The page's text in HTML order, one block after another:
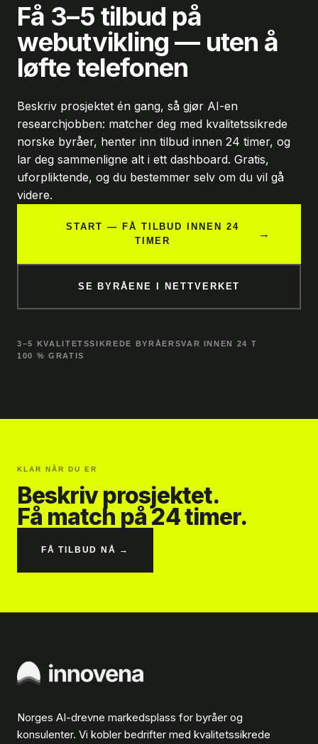
Få 3–5 tilbud på
webutvikling — uten å
løfte telefonen
Beskriv prosjektet én gang, så gjør AI-en
researchjobben: matcher deg med kvalitetssikrede
norske byråer, henter inn tilbud innen 24 timer, og
lar deg sammenligne alt i ett dashboard. Gratis,
uforpliktende, og du bestemmer selv om du vil gå
videre.
START — FÅ TILBUD INNEN 24
TIMER
→
SE BYRÅENE I NETTVERKET
3–5 KVALITETSSIKREDE BYRÅERSVAR INNEN 24 T
100 % GRATIS
KLAR NÅR DU ER
Beskriv prosjektet.
Få match på 24 timer.
FÅ TILBUD NÅ →
Norges AI-drevne markedsplass for byråer og
konsulenter. Vi kobler bedrifter med kvalitetssikrede